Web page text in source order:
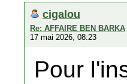
cigalou
Re: AFFAIRE BEN BARKA
17 mai 2026, 08:23
Pour